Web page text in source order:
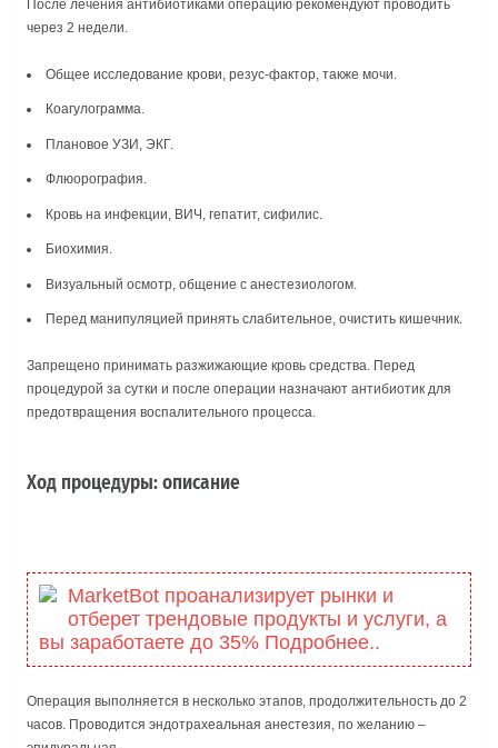
После лечения антибиотиками операцию рекомендуют проводить
через 2 недели.
Общее исследование крови, резус-фактор, также мочи.
Коагулограмма.
Плановое УЗИ, ЭКГ.
Флюорография.
Кровь на инфекции, ВИЧ, гепатит, сифилис.
Биохимия.
Визуальный осмотр, общение с анестезиологом.
Перед манипуляцией принять слабительное, очистить кишечник.
Запрещено принимать разжижающие кровь средства. Перед
процедурой за сутки и после операции назначают антибиотик для
предотвращения воспалительного процесса.
Ход процедуры: описание
MarketBot проанализирует рынки и
отберет трендовые продукты и услуги, а
вы заработаете до 35% Подробнее..
Операция выполняется в несколько этапов, продолжительность до 2
часов. Проводится эндотрахеальная анестезия, по желанию –